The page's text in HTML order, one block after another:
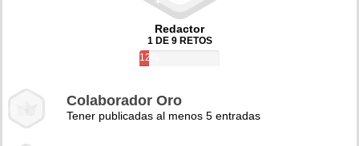
Redactor
1 DE 9 RETOS
12%
Colaborador Oro
Tener publicadas al menos 5 entradas